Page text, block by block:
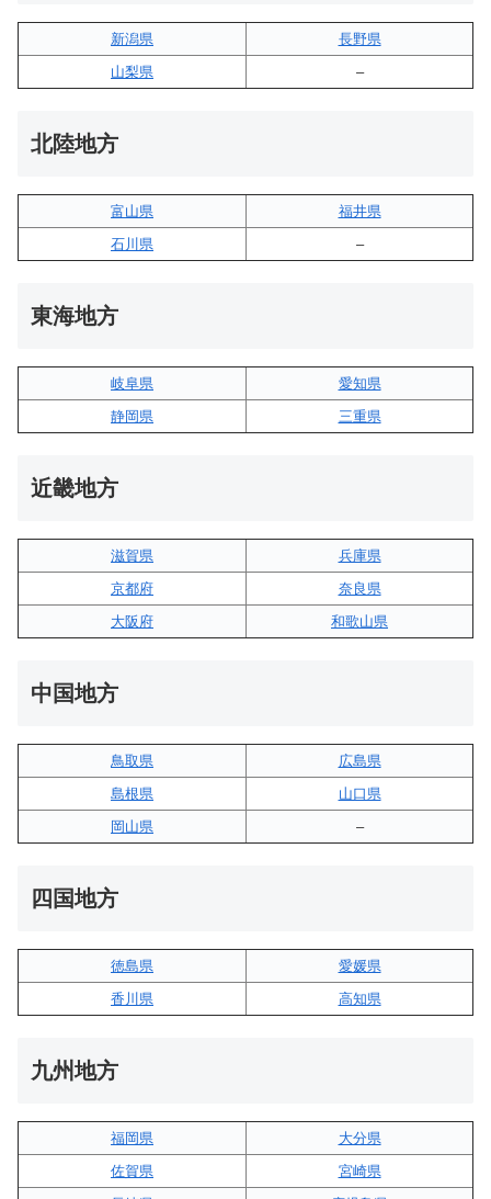
新潟県
長野県
山梨県
–
北陸地方
富山県
福井県
石川県
–
東海地方
岐阜県
愛知県
静岡県
三重県
近畿地方
滋賀県
兵庫県
京都府
奈良県
大阪府
和歌山県
中国地方
鳥取県
広島県
島根県
山口県
岡山県
–
四国地方
徳島県
愛媛県
香川県
高知県
九州地方
福岡県
大分県
佐賀県
宮崎県